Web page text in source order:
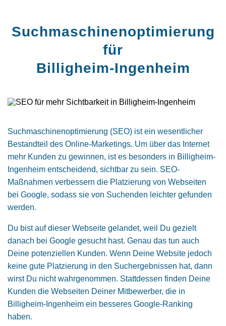
Suchmaschinen­optimierung
für
Billigheim-Ingenheim
Suchmaschinenoptimierung (SEO) ist ein wesentlicher
Bestandteil des Online-Marketings. Um über das Internet
mehr Kunden zu gewinnen, ist es besonders in Billigheim-
Ingenheim entscheidend, sichtbar zu sein. SEO-
Maßnahmen verbessern die Platzierung von Webseiten
bei Google, sodass sie von Suchenden leichter gefunden
werden.
Du bist auf dieser Webseite gelandet, weil Du gezielt
danach bei Google gesucht hast. Genau das tun auch
Deine potenziellen Kunden. Wenn Deine Website jedoch
keine gute Platzierung in den Suchergebnissen hat, dann
wirst Du nicht wahrgenommen. Stattdessen finden Deine
Kunden die Webseiten Deiner Mitbewerber, die in
Billigheim-Ingenheim ein besseres Google-Ranking
haben.